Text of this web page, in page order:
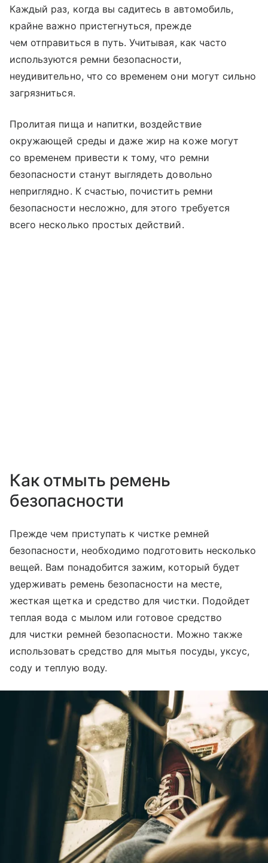
Каждый раз, когда вы садитесь в автомобиль,
крайне важно пристегнуться, прежде
чем отправиться в путь. Учитывая, как часто
используются ремни безопасности,
неудивительно, что со временем они могут сильно
загрязниться.
Пролитая пища и напитки, воздействие
окружающей среды и даже жир на коже могут
со временем привести к тому, что ремни
безопасности станут выглядеть довольно
неприглядно. К счастью, почистить ремни
безопасности несложно, для этого требуется
всего несколько простых действий.
Как отмыть ремень
безопасности
Прежде чем приступать к чистке ремней
безопасности, необходимо подготовить несколько
вещей. Вам понадобится зажим, который будет
удерживать ремень безопасности на месте,
жесткая щетка и средство для чистки. Подойдет
теплая вода с мылом или готовое средство
для чистки ремней безопасности. Можно также
использовать средство для мытья посуды, уксус,
соду и теплую воду.